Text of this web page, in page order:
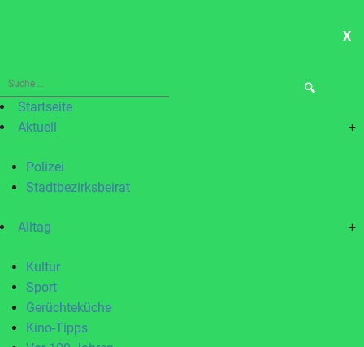
X
Suche
nach:Startseite
Aktuell
+
Polizei
Stadtbezirksbeirat
Alltag +
Kultur
Sport
Gerüchteküche
Kino-Tipps